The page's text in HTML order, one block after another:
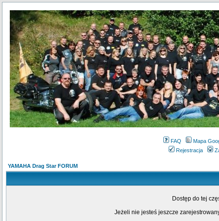
FAQ
Mapa
Rejestracja
YAMAHA Drag Star FORUM
Dostęp do tej
Jeżeli nie jesteś jeszcze